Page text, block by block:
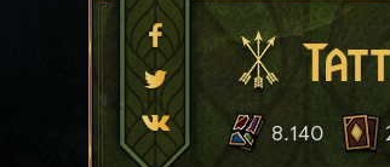
8.140